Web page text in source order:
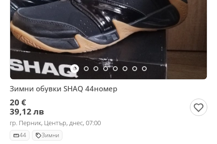
Зимни обувки SHAQ 44номер
20 €
39,12 лв
гр. Перник, Център, днес, 07:00
44 Зимни